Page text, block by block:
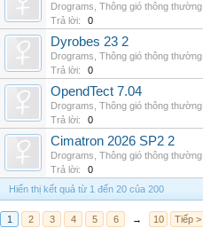
Drograms Thông gió thông thường
Trả lời:
0
Dyrobes 23 2
Drograms Thông gió thông thường
Trả lời:
0
OpendTect 7.04
Drograms Thông gió thông thường
Trả lời:
0
Cimatron 2026 SP2 2
Drograms Thông gió thông thường
Trả lời:
0
Hiển thị kết quả từ 1 đến 20 của 200
1 2 3 4 5 6 → 10 Tiếp >